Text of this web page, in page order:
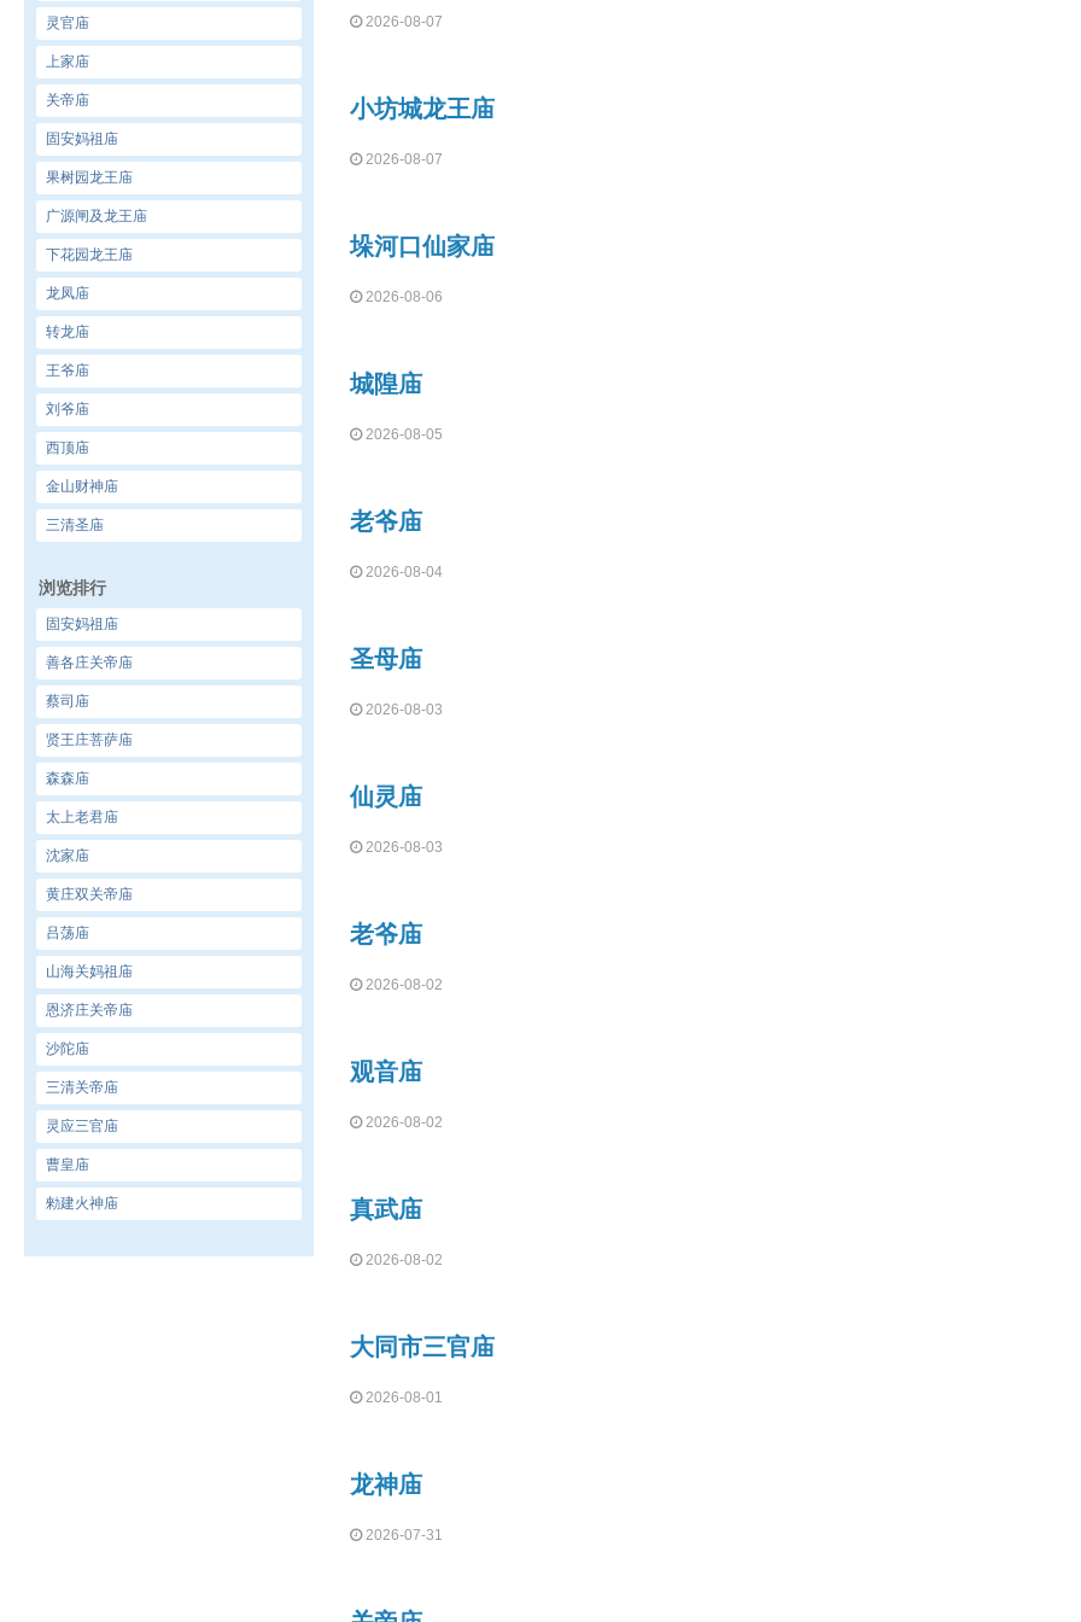
灵官庙
上家庙
关帝庙
固安妈祖庙
果树园龙王庙
广源闸及龙王庙
下花园龙王庙
龙凤庙
转龙庙
王爷庙
刘爷庙
西顶庙
金山财神庙
三清圣庙
浏览排行
固安妈祖庙
善各庄关帝庙
蔡司庙
贤王庄菩萨庙
森森庙
太上老君庙
沈家庙
黄庄双关帝庙
吕荡庙
山海关妈祖庙
恩济庄关帝庙
沙陀庙
三清关帝庙
灵应三官庙
曹皇庙
勑建火神庙
2026-08-07
小坊城龙王庙
2026-08-07
垛河口仙家庙
2026-08-06
城隍庙
2026-08-05
老爷庙
2026-08-04
圣母庙
2026-08-03
仙灵庙
2026-08-03
老爷庙
2026-08-02
观音庙
2026-08-02
真武庙
2026-08-02
大同市三官庙
2026-08-01
龙神庙
2026-07-31